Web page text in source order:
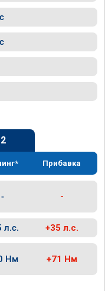
Прибавка
- -
л.с. +35 л.с.
Нм +71 Нм